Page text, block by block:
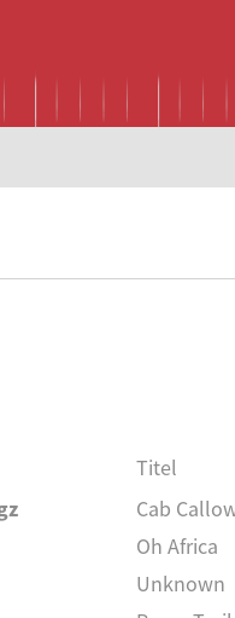
Titel
Cab
Oh Africa
Unknown